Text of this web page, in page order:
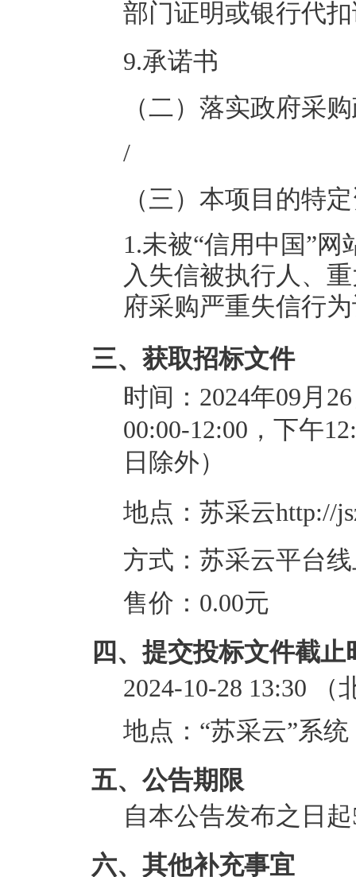
部门证明或银行代
9.承诺书
（二）落实政府采
/
（三）本项目的特
1.未被“信用中国”网
入失信被执行人、
府采购严重失信行
三、获取招标文件
时间： 2024年09月
00:00-12:00，下午
日除外）
地点： 苏采云http://
方式： 苏采云平台
售价： 0.00元
四、提交投标文件截
2024-10-28 13:30 （
地点： “苏采云”系
五、公告期限
自本公告发布之日
六、其他补充事宜